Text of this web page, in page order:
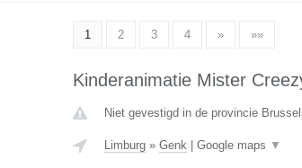
1 2 3 4 » »»
Kinderanimatie Mister
Niet gevestigd in de provincie
Limburg» Genk| Google maps ▼